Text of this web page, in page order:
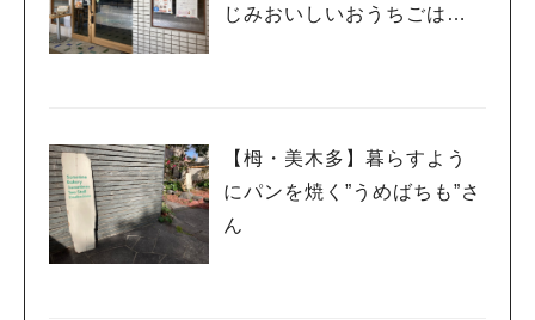
じみおいしいおうちごはん
【栂・美木多】暮らすよう
にパンを焼く”うめばちも”さ
ん